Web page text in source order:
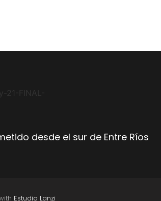
desde el sur de Entre Ríos
Estudio Lanzi